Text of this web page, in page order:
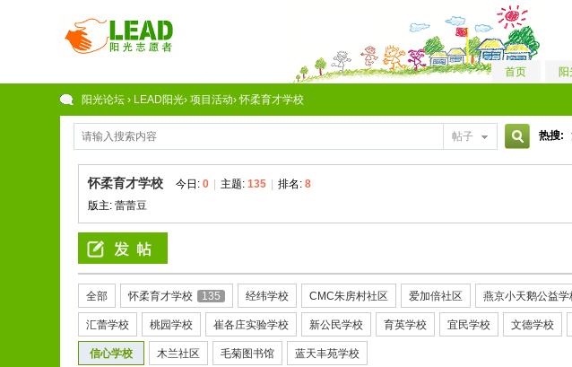
首页 阳
阳光论坛 › LEAD阳光› 项目活动›怀柔育才学校
帖子
搜
热搜:
怀柔育才学校 今日:0 主题:135 排名:8
版主:蕾蕾豆
全部 怀柔育才学校 135 经纬学校 CMC朱房村社区 爱加倍社区 燕京小天鹅公益学
汇蕾学校 桃园学校 崔各庄实验学校 新公民学校 育英学校 宜民学校 文德学校
信心学校 木兰社区 毛菊图书馆 蓝天丰苑学校